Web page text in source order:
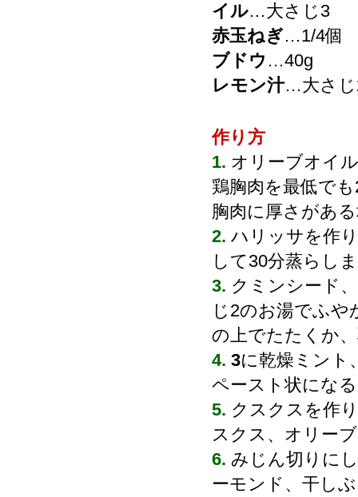
イル…大さじ3
赤玉ねぎ…1/4
ブドウ …40g
レモン汁…大さ
作り方
1. オリーブオイ
鶏胸肉を最低で
胸肉に厚さがあ
2. ハリッサを作
して30分蒸らし
3. クミンシード
じ2のお湯でふ
の上でたたくか
4. 3に乾燥ミント
ペースト状にな
5. クスクスを作
スクス、オリー
6. みじん切りに
ーモンド、干し